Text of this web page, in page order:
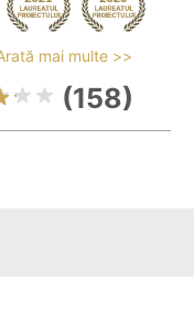
mai multe >>
(158)